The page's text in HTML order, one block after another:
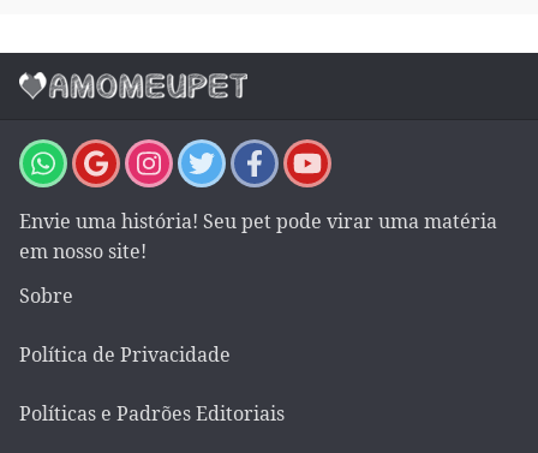
Envie uma história! Seu pet pode virar uma matéria
em nosso site!
Sobre
Política de Privacidade
Políticas e Padrões Editoriais